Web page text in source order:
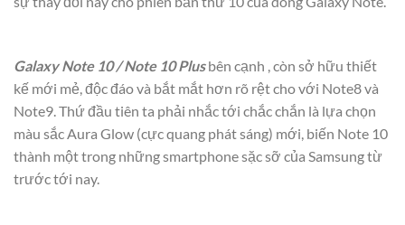
Galaxy Note 10 / Note 10 Plusbên cạnh , còn sở hữu thiết
kế mới mẻ, độc đáo và bắt mắt hơn rõ rệt cho với Note8 và
Note9. Thứ đầu tiên ta phải nhắc tới chắc chắn là lựa chọn
màu sắc Aura Glow (cực quang phát sáng) mới, biến Note 10
thành một trong những smartphone sặc sỡ của Samsung từ
trước tới nay.